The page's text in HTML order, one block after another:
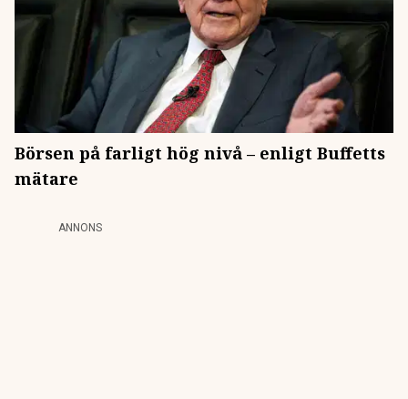
Börsen på farligt hög nivå – enligt Buffetts
mätare
ANNONS